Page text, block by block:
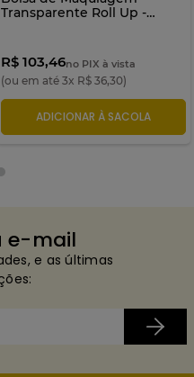
Transparente Roll Up -
R$ 103,46no PIX à vista
(ou em até 3x R$ 36,30)
ADICIONAR À SACOLA
e-mail
e as últimas